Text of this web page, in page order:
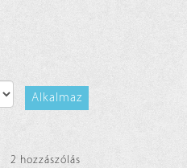
Alkalmaz
2 hozzászólás